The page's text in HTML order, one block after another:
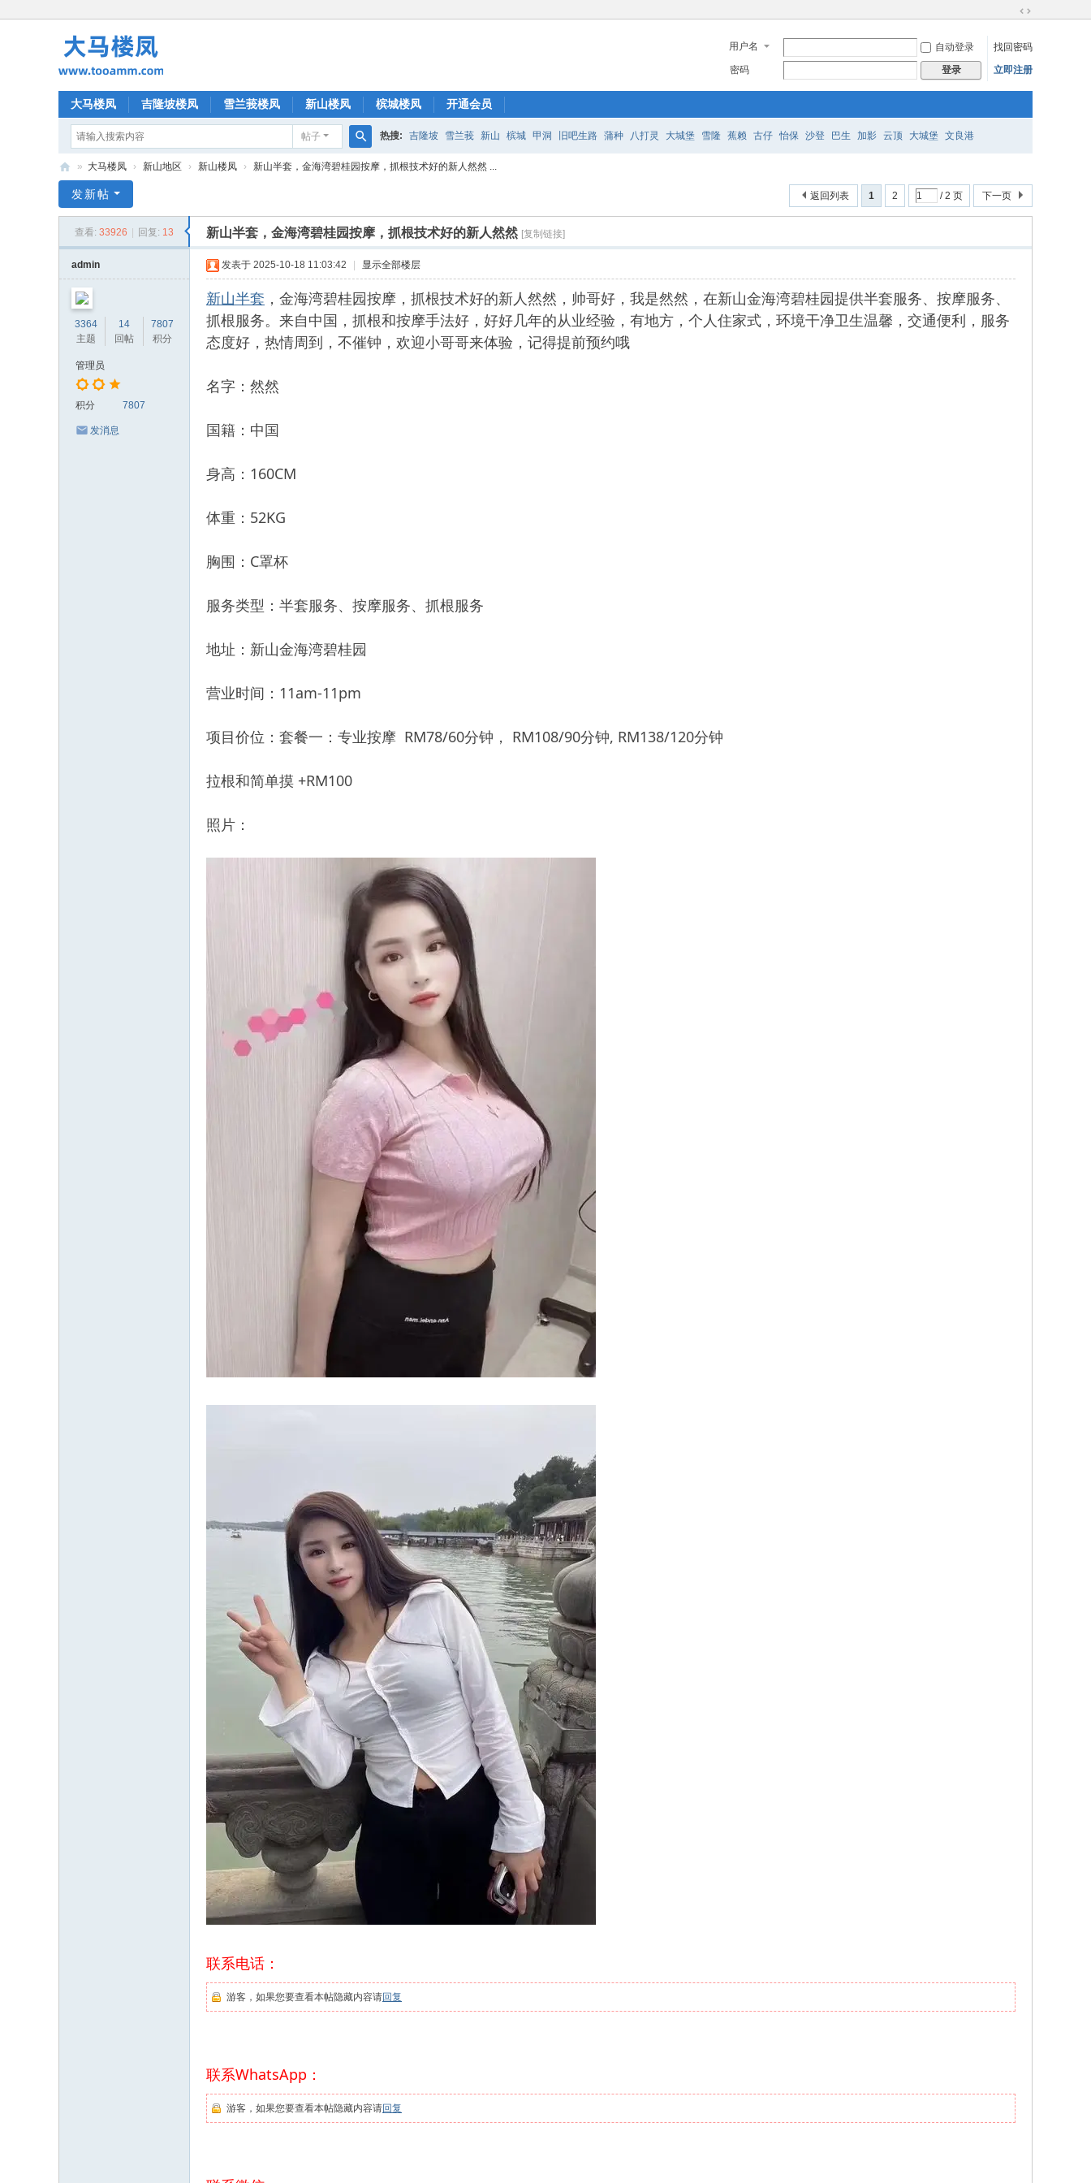
换
到
宽
用户名 自动登录
找回密码
密码
登录 立即注册
大马楼凤 吉隆坡楼凤 雪兰莪楼凤 新山楼凤 槟城楼凤 开通会员
帖子
搜
热搜: 吉隆坡 雪兰莪 新山 槟城 甲洞 旧吧生路 蒲种 八打灵 大城堡 雪隆 蕉赖 古仔 怡保 沙登 巴生 加影 云顶 大城堡 文良港
马
» 大马楼凤 › 新山地区 › 新山楼凤 › 新山半套，金海湾碧桂园按摩，抓根技术好的新人然然 ...
1 2 / 2 页 下一页
返回列表
发新帖
查看: 33926 回复: 13 新山半套，金海湾碧桂园按摩，抓根技术好的新人然然 [复制链接]
admin
3364
主题
14
回帖
7807
积分
管理员
积分 7807
发消息
发表于 2025-10-18 11:03:42 显示全部楼层
新山半套 ，金海湾碧桂园按摩，抓根技术好的新人然然，帅哥好，我是然然，在新山金海湾碧桂园提供半套服务、按摩服务、
抓根服务。来自中国，抓根和按摩手法好，好好几年的从业经验，有地方，个人住家式，环境干净卫生温馨，交通便利，服务
态度好，热情周到，不催钟，欢迎小哥哥来体验，记得提前预约哦
名字：然然
国籍：中国
身高：160CM
体重：52KG
胸围：C罩杯
服务类型：半套服务、按摩服务、抓根服务
地址：新山金海湾碧桂园
营业时间：11am-11pm
项目价位：套餐一：专业按摩 RM78/60分钟， RM108/90分钟, RM138/120分钟
拉根和简单摸 +RM100
照片：
联系电话：
游客，如果您要查看本帖隐藏内容请回复
联系WhatsApp：
游客，如果您要查看本帖隐藏内容请回复